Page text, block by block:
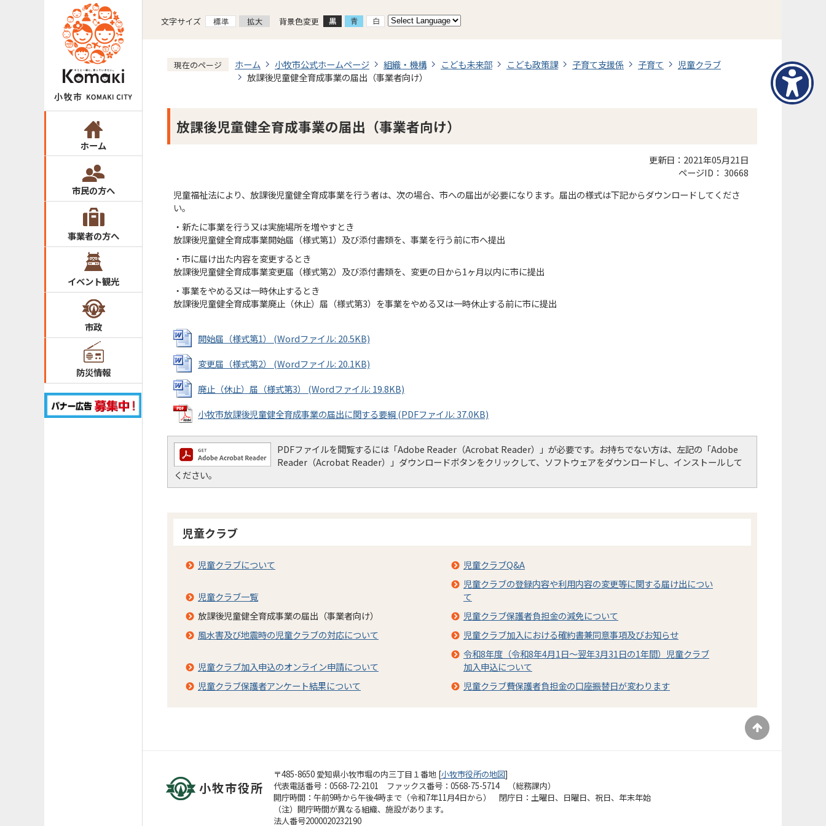
ホーム
市民の方へ
事業者の方へ
イベント観光
市政
防災情報
文字サイズ 背景色変更
現在のページ ホーム 小牧市公式ホームページ 組織・機構 こども未来部 こども政策課 子育て支援係 子育て
児童クラブ
放課後児童健全育成事業の届出（事業者向け）
放課後児童健全育成事業の届出（事業者向け）
更新日：2021年05月21日
ページID： 30668
児童福祉法により、放課後児童健全育成事業を行う者は、次の場合、市への届出が必要になります。届出の様式は下記からダウンロードしてくださ
い。
・新たに事業を行う又は実施場所を増やすとき
放課後児童健全育成事業開始届（様式第1）及び添付書類を、事業を行う前に市へ提出
・市に届け出た内容を変更するとき
放課後児童健全育成事業変更届（様式第2）及び添付書類を、変更の日から1ヶ月以内に市に提出
・事業をやめる又は一時休止するとき
放課後児童健全育成事業廃止（休止）届（様式第3）を事業をやめる又は一時休止する前に市に提出
開始届（様式第1） (Wordファイル: 20.5KB)
変更届（様式第2） (Wordファイル: 20.1KB)
廃止（休止）届（様式第3） (Wordファイル: 19.8KB)
小牧市放課後児童健全育成事業の届出に関する要綱 (PDFファイル: 37.0KB)
PDFファイルを閲覧するには「Adobe Reader（Acrobat Reader）」が必要です。お持ちでない方は、左記の「Adobe
Reader（Acrobat Reader）」ダウンロードボタンをクリックして、ソフトウェアをダウンロードし、インストールして
ください。
児童クラブ
児童クラブについて 児童クラブQ&A
児童クラブ一覧
児童クラブの登録内容や利用内容の変更等に関する届け出につい
て
放課後児童健全育成事業の届出（事業者向け）
児童クラブ保護者負担金の減免について
風水害及び地震時の児童クラブの対応について
児童クラブ加入における確約書兼同意事項及びお知らせ
児童クラブ加入申込のオンライン申請について
令和8年度（令和8年4月1日～翌年3月31日の1年間）児童クラブ
加入申込について
児童クラブ保護者アンケート結果について
児童クラブ費保護者負担金の口座振替日が変わります
小牧市役所
〒485-8650 愛知県小牧市堀の内三丁目１番地 [小牧市役所の地図]
代表電話番号：0568-72-2101 ファックス番号：0568-75-5714 （総務課内）
開庁時間：午前9時から午後4時まで（令和7年11月4日から） 閉庁日：土曜日、日曜日、祝日、年末年始
（注）開庁時間が異なる組織、施設があります。
法人番号2000020232190